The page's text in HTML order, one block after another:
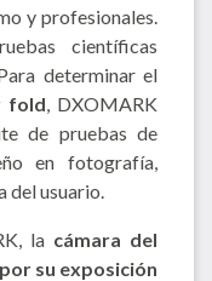
y profesionales.
científicas
determinar el
fold, DXOMARK
de pruebas de
en fotografía,
del usuario.
la cámara del
su exposición